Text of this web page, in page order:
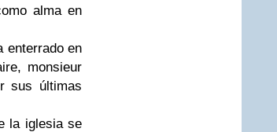
alma en
enterrado en
monsieur
sus últimas
la iglesia se